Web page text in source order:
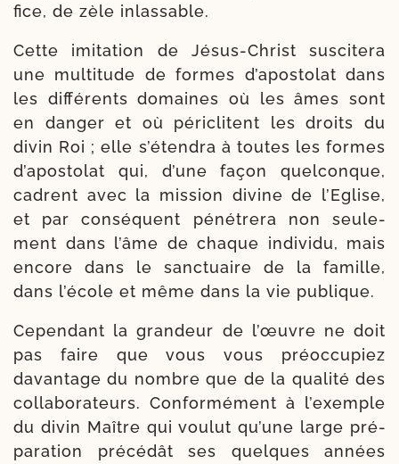
fice, de zèle inlassable.
Cette imi­ta­tion de Jésus-​Christ sus­ci­te­ra
une mul­ti­tude de formes d’apostolat dans
les dif­fé­rents domaines où les âmes sont
en dan­ger et où péri­clitent les droits du
divin Roi ; elle s’étendra à toutes les formes
d’apostolat qui, d’une façon quel­conque,
cadrent avec la mis­sion divine de l’Eglise,
et par consé­quent péné­tre­ra non seule­
ment dans l’âme de chaque indi­vi­du, mais
encore dans le sanc­tuaire de la famille,
dans l’école et même dans la vie publique.
Cependant la gran­deur de l’œuvre ne doit
pas faire que vous vous pré­oc­cu­piez
davan­tage du nombre que de la qua­li­té des
col­la­bo­ra­teurs. Conformément à l’exemple
du divin Maître qui vou­lut qu’une large pré­
pa­ra­tion pré­cé­dât ses quelques années